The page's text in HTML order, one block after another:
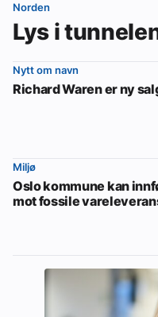
Norden
Lys i
Nytt om navn
Richard Waren er ny
Miljø
Oslo kommune kan
mot fossile